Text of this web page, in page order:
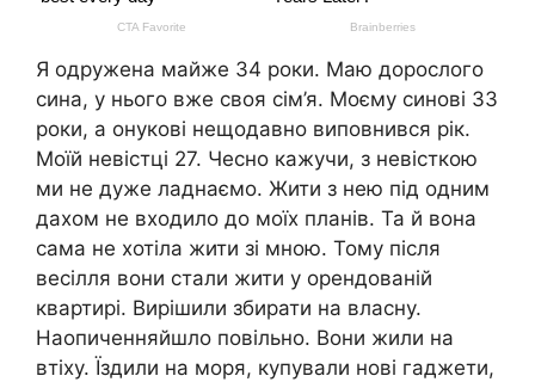
Я одружена майже 34 роки. Маю дорослого
сина, у нього вже своя сім’я. Моєму синові 33
роки, а онукові нещодавно виповнився рік.
Моїй невістці 27. Чесно кажучи, з невісткою
ми не дуже ладнаємо. Жити з нею під одним
дахом не входило до моїх планів. Та й вона
сама не хотіла жити зі мною. Тому після
весілля вони стали жити у орендованій
квартирі. Вирішили збирати на власну.
Наопиченняйшло повільно. Вони жили на
втіху. Їздили на моря, купували нові гаджети,